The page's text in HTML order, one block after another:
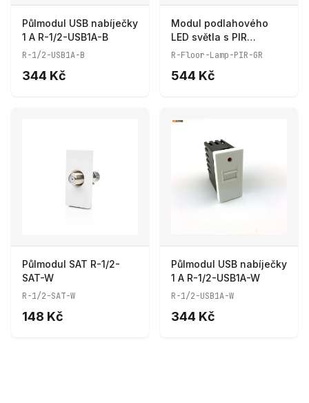
Půlmodul USB nabíječky
1 A R-1/2-USB1A-B
R-1/2-USB1A-B
344 Kč
Modul podlahového
LED světla s PIR
senzorem R-Floor-
R-Floor-Lamp-PIR-GR
544 Kč
Půlmodul SAT R-1/2-
SAT-W
R-1/2-SAT-W
148 Kč
Půlmodul USB nabíječky
1 A R-1/2-USB1A-W
R-1/2-USB1A-W
344 Kč